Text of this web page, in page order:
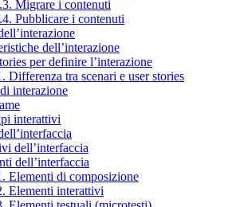
Migrare i contenuti
Pubblicare i contenuti
dell’interazione
per definire l’interazione
Differenza tra scenari e user stories
interazione
interattivi
dell’interfaccia
dell’interfaccia
Elementi di composizione
Elementi interattivi